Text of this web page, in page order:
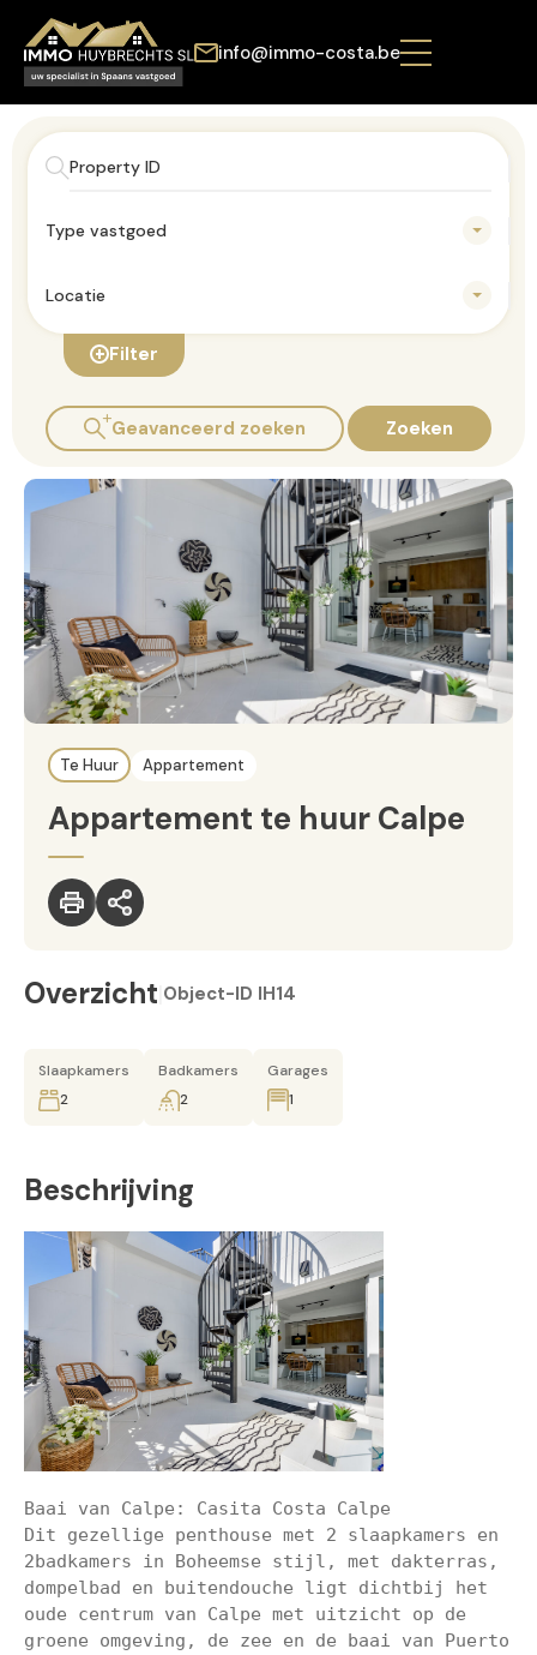
info@immo-costa.be
Type vastgoed
Locatie
Filter
Geavanceerd zoeken Zoeken
Te Huur Appartement
Appartement te huur Calpe
Overzicht Object-ID IH14
Slaapkamers
2
Badkamers
2
Garages
1
Beschrijving
Baai van Calpe: Casita Costa Calpe
Dit gezellige penthouse met 2 slaapkamers en
2badkamers in Boheemse stijl, met dakterras,
dompelbad en buitendouche ligt dichtbij het
oude centrum van Calpe met uitzicht op de
groene omgeving, de zee en de baai van Puerto